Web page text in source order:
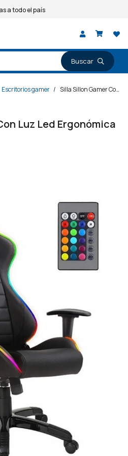
a todo el país
Escritorios gamer / Silla Sillon Gamer Con Luz Led Ergonómica Ruedas Pc
Luz Led Ergonómica